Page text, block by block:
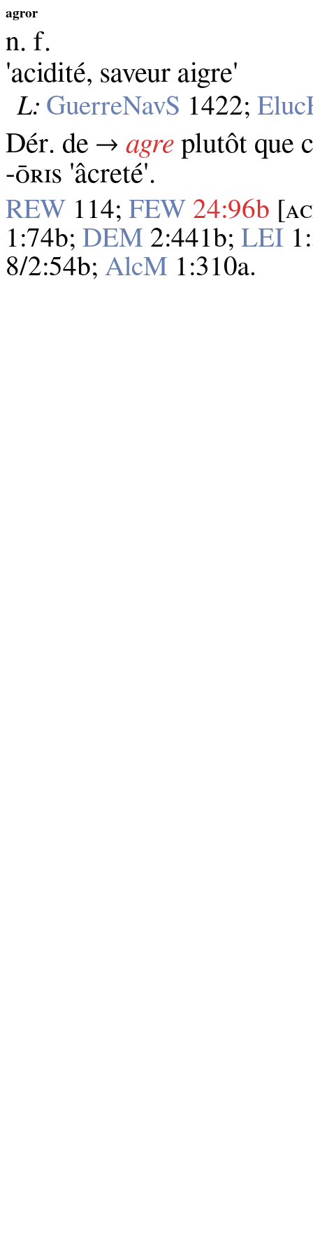
agror
n. f.
'acidité, saveur aigre'
L: GuerreNavS 1422;
Dér. de → agre plutôt que
-ᴏ̄ʀɪѕ 'âcreté'.
REW 114; FEW 24:96b
1:74b; DEM 2:441b; LEI
8/2:54b; AlcM 1:310a.